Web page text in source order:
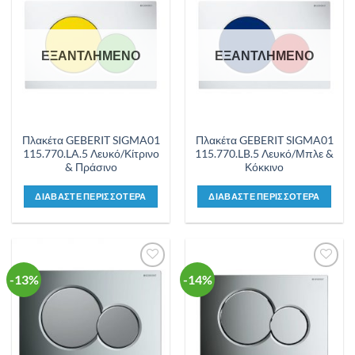
Προσθήκη
επιθυμιών
ΕΞΑΝΤΛΗΜΕΝΟ
Πλακέτα GEBERIT SIGMA01
115.770.LA.5 Λευκό/Κίτρινο
& Πράσινο
ΔΙΑΒΑΣΤΕ ΠΕΡΙΣΣΟΤΕΡΑ
Προσθήκη
επιθυμιών
ΕΞΑΝΤΛΗΜΕΝΟ
Πλακέτα GEBERIT SIGMA01
115.770.LB.5 Λευκό/Μπλε &
Κόκκινο
ΔΙΑΒΑΣΤΕ ΠΕΡΙΣΣΟΤΕΡΑ
-13%
Προσθήκη
-14%
Προσθήκη